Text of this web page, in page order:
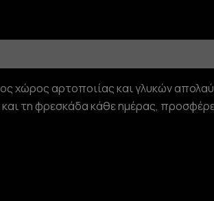
χώρος αρτοποιίας και γλυκών
τη φρεσκάδα κάθε ημέρας,